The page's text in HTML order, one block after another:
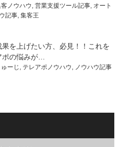
ノウハウ 営業支援ツール記事 オート
記事 集客王
果を上げたい方、必見！！これを
の悩みが…
ゅーじ テレアポノウハウ ノウハウ記事